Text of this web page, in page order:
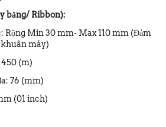
băng/ Ribbon):
Rộng Min 30 mm- Max 110 mm (Đảm
khuân máy)
(m)
76 (mm)
(01 inch)